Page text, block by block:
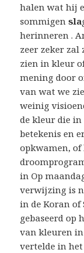
halen wat hij
sommigensla
herinneren .
zeer zeker zal
zien in kleur
mening door
van wat we
weinig
de kleur die
betekenis en
opkwamen,
in Op
verwijzing is
in de Koran of
gebaseerd op
van kleuren
vertelde in